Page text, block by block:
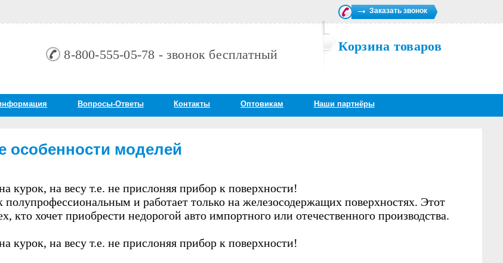
Заказать звонок
8-800-555-05-78 - звонок бесплатный
Корзина товаров
Вопросы-Oтветы Контакты Оптовикам Наши партнёры
особенности моделей
курок, на весу т.е. не прислоняя прибор к поверхности!
полупрофессиональным и работает только на железосодержащих поверхностях. Этот
кто хочет приобрести недорогой авто импортного или отечественного производства.
курок, на весу т.е. не прислоняя прибор к поверхности!